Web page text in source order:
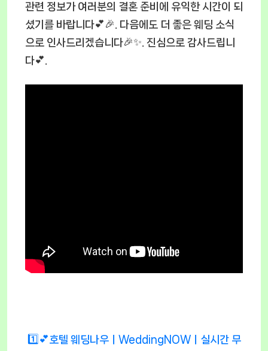
관련 정보가 여러분의 결혼 준비에 유익한 시간이 되
셨기를 바랍니다💕🎉. 다음에도 더 좋은 웨딩 소식
으로 인사드리겠습니다🎉✨. 진심으로 감사드립니
다💕.
1️⃣💕호텔 웨딩나우ㅣWeddingNOWㅣ실시간 무